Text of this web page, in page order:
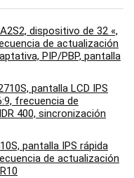
dispositivo de 32 «,
de actualización
PIP/PBP, pantalla
pantalla LCD IPS
frecuencia de
400, sincronización
pantalla IPS rápida
de actualización